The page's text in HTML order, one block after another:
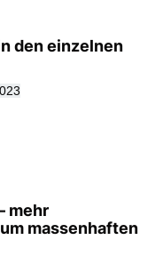
den einzelnen
mehr
massenhaften